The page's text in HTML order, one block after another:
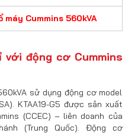
Cummins 560kVA
với động cơ Cummins
sử dụng động cơ model
KTAA19-G5 được sản xuất
(CCEC) – liên doanh của
(Trung Quốc). Động cơ